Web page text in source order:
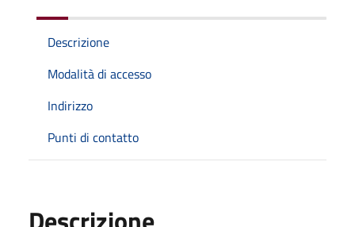
Descrizione
Modalità di accesso
Indirizzo
Punti di contatto